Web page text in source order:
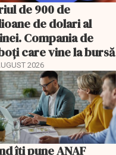
de 900 de
de dolari al
Compania de
care vine la bursă
2026
îți pune ANAF